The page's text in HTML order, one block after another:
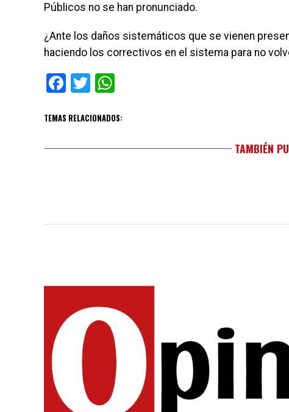
Públicos no se han pronunciado.
¿Ante los daños sistemáticos que se vienen
haciendo los correctivos en el sistema para no
Facebook
Twitter
TEMAS RELACIONADOS:
TAMBIÉN